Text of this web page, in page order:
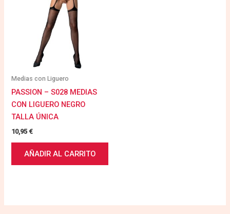
Medias con Liguero
PASSION – S028 MEDIAS
CON LIGUERO NEGRO
TALLA ÚNICA
10,95€
AÑADIR AL CARRITO